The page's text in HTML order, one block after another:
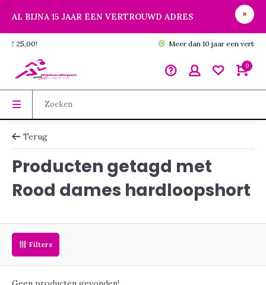
AL BIJNA 15 JAAR EEN VERTROUWD ADRES
GRATIS verzending vanaf € 25,00!
0
Terug
Producten getagd met
Rood dames hardloopshort
Filters